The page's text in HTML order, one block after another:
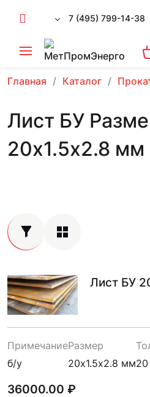
7 (495) 799-14-38
Главная Каталог
Лист БУ
20х1.5х2.8 мм
Лист БУ
Примечание
б/у
Размер
20х1.5х2.8 мм20
36000.00 ₽